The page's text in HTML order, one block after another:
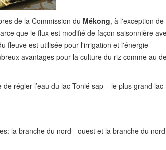
de la Commission du Mékong, à l'exception de
que le flux est modifié de façon saisonnière
fleuve est utilisée pour l'irrigation et l'énergie
avantages pour la culture du riz comme au
régler l’eau du lac Tonlé sap – le plus grand lac
la branche du nord - ouest et la branche du